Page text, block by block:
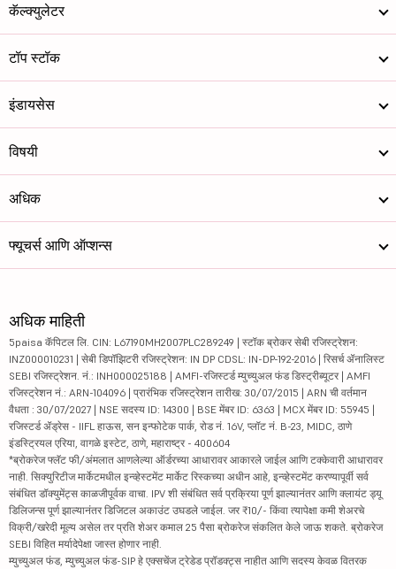
कॅल्क्युलेटर
टॉप स्टॉक
इंडायसेस
विषयी
अधिक
फ्यूचर्स आणि ऑप्शन्स
अधिक माहिती
5paisa कॅपिटल लि. CIN: L67190MH2007PLC289249 | स्टॉक ब्रोकर सेबी रजिस्ट्रेशन:
INZ000010231 | सेबी डिपॉझिटरी रजिस्ट्रेशन: IN DP CDSL: IN-DP-192-2016 | रिसर्च ॲनालिस्ट
SEBI रजिस्ट्रेशन. नं.: INH000025188 | AMFI-रजिस्टर्ड म्युच्युअल फंड डिस्ट्रीब्यूटर | AMFI
रजिस्ट्रेशन नं.: ARN-104096 | प्रारंभिक रजिस्ट्रेशन तारीख: 30/07/2015 | ARN ची वर्तमान
वैधता : 30/07/2027 | NSE सदस्य ID: 14300 | BSE मेंबर ID: 6363 | MCX मेंबर ID: 55945 |
रजिस्टर्ड ॲड्रेस - IIFL हाऊस, सन इन्फोटेक पार्क, रोड नं. 16V, प्लॉट नं. B-23, MIDC, ठाणे
इंडस्ट्रियल एरिया, वागळे इस्टेट, ठाणे, महाराष्ट्र - 400604
*ब्रोकरेज फ्लॅट फी/अंमलात आणलेल्या ऑर्डरच्या आधारावर आकारले जाईल आणि टक्केवारी आधारावर
नाही. सिक्युरिटीज मार्केटमधील इन्व्हेस्टमेंट मार्केट रिस्कच्या अधीन आहे, इन्व्हेस्टमेंट करण्यापूर्वी सर्व
संबंधित डॉक्युमेंट्स काळजीपूर्वक वाचा. IPV शी संबंधित सर्व प्रक्रिया पूर्ण झाल्यानंतर आणि क्लायंट ड्यू
डिलिजन्स पूर्ण झाल्यानंतर डिजिटल अकाउंट उघडले जाईल. जर ₹10/- किंवा त्यापेक्षा कमी शेअरचे
विक्री/खरेदी मूल्य असेल तर प्रति शेअर कमाल 25 पैसा ब्रोकरेज संकलित केले जाऊ शकते. ब्रोकरेज
SEBI विहित मर्यादेपेक्षा जास्त होणार नाही.
म्युच्युअल फंड, म्युच्युअल फंड-SIP हे एक्सचेंज ट्रेडेड प्रॉडक्ट्स नाहीत आणि सदस्य केवळ वितरक